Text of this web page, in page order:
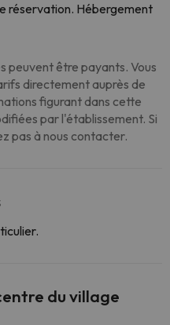
réservation. Hébergement
peuvent être payants. Vous
directement auprès de
figurant dans cette
par l'établissement. Si
pas à nous contacter.
du village